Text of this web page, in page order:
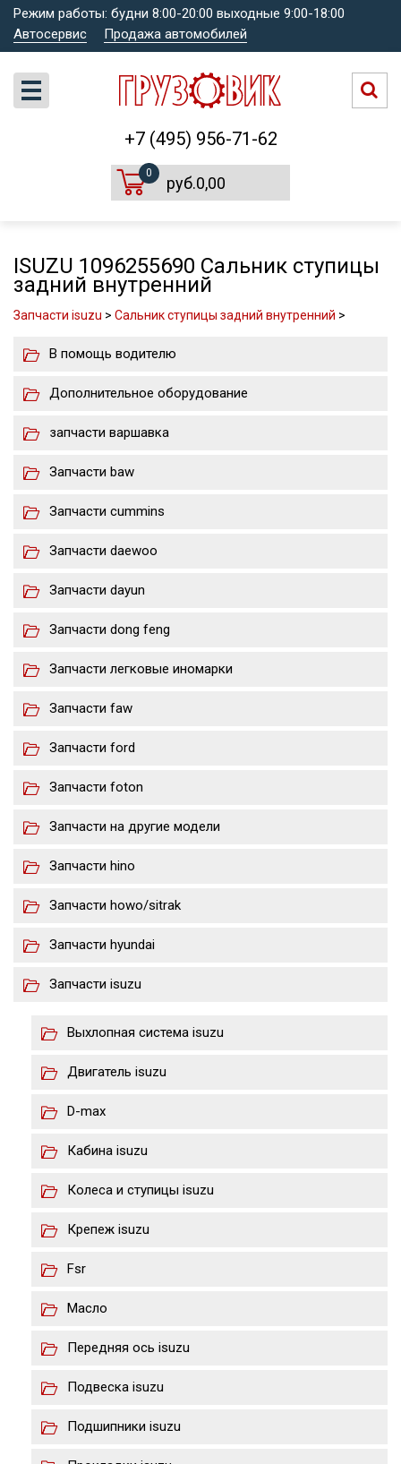
Режим работы: будни 8:00-20:00 выходные 9:00-18:00
Автосервис
Продажа автомобилей
+7 (495) 956-71-62
0
руб.0,00
ISUZU 1096255690 Сальник ступицы
задний внутренний
Запчасти isuzu > Сальник ступицы задний внутренний >
В помощь водителю
Дополнительное оборудование
запчасти варшавка
Запчасти baw
Запчасти cummins
Запчасти daewoo
Запчасти dayun
Запчасти dong feng
Запчасти легковые иномарки
Запчасти faw
Запчасти ford
Запчасти foton
Запчасти на другие модели
Запчасти hino
Запчасти howo/sitrak
Запчасти hyundai
Запчасти isuzu
Выхлопная система isuzu
Двигатель isuzu
D-max
Кабина isuzu
Колеса и ступицы isuzu
Крепеж isuzu
Fsr
Масло
Передняя ось isuzu
Подвеска isuzu
Подшипники isuzu